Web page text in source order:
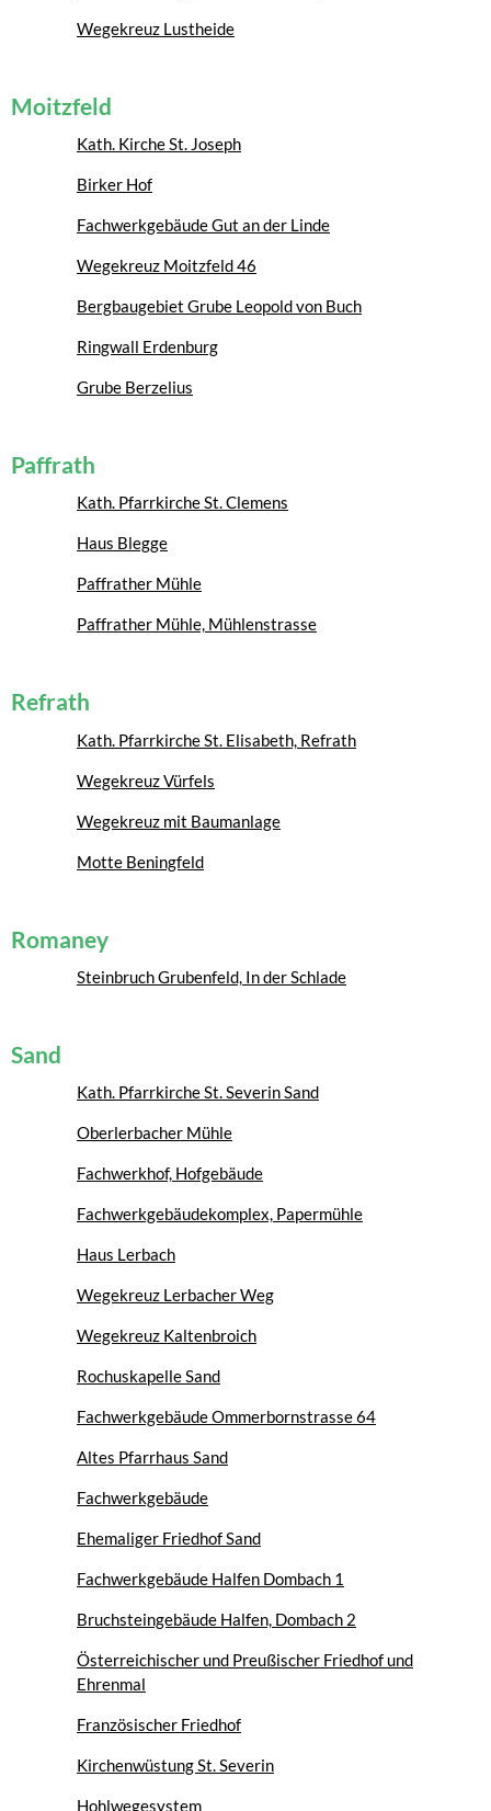
Wegekreuz Lustheide
Moitzfeld
Kath. Kirche St. Joseph
Birker Hof
Fachwerkgebäude Gut an der Linde
Wegekreuz Moitzfeld 46
Bergbaugebiet Grube Leopold von Buch
Ringwall Erdenburg
Grube Berzelius
Paffrath
Kath. Pfarrkirche St. Clemens
Haus Blegge
Paffrather Mühle
Paffrather Mühle, Mühlenstrasse
Refrath
Kath. Pfarrkirche St. Elisabeth, Refrath
Wegekreuz Vürfels
Wegekreuz mit Baumanlage
Motte Beningfeld
Romaney
Steinbruch Grubenfeld, In der Schlade
Sand
Kath. Pfarrkirche St. Severin Sand
Oberlerbacher Mühle
Fachwerkhof, Hofgebäude
Fachwerkgebäudekomplex, Papermühle
Haus Lerbach
Wegekreuz Lerbacher Weg
Wegekreuz Kaltenbroich
Rochuskapelle Sand
Fachwerkgebäude Ommerbornstrasse 64
Altes Pfarrhaus Sand
Fachwerkgebäude
Ehemaliger Friedhof Sand
Fachwerkgebäude Halfen Dombach 1
Bruchsteingebäude Halfen, Dombach 2
Österreichischer und Preußischer Friedhof und
Ehrenmal
Französischer Friedhof
Kirchenwüstung St. Severin
Hohlwegesystem